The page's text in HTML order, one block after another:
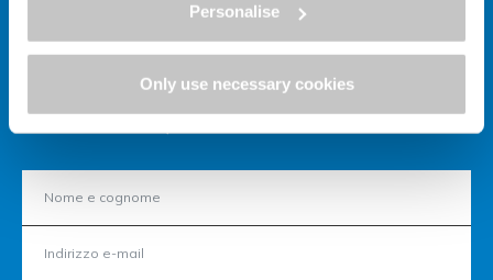
Personalise
Only use necessary cookies
Ami la bici e le vacanze?
Anche noi, restiamo in contatto!